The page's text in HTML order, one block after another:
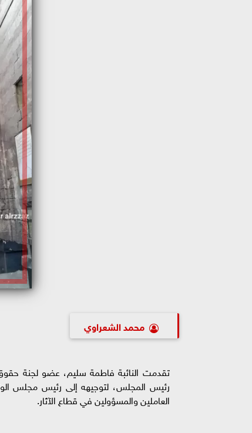
محمد الشعراوي
تقدمت النائبة فاطمة سليم، عضو لجنة
رئيس المجلس، لتوجيهه إلى رئيس مجلس
العاملين والمسؤولين في قطاع الآثار.